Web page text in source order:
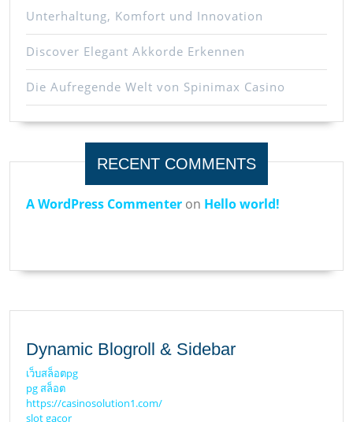
Unterhaltung, Komfort und Innovation
Discover Elegant Akkorde Erkennen
Die Aufregende Welt von Spinimax Casino
RECENT COMMENTS
A WordPress Commenter on Hello world!
Dynamic Blogroll & Sidebar
เว็บสล็อตpg
pg สล็อต
https://casinosolution1.com/
slot gacor